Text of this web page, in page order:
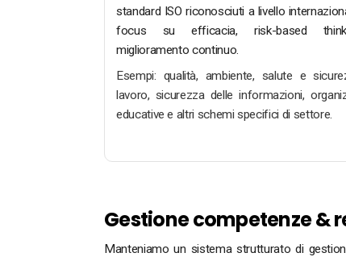
standard ISO riconosciuti a livello
focus su efficacia, risk-based
miglioramento continuo.
Esempi: qualità, ambiente, salute e
lavoro, sicurezza delle informazioni,
educative e altri schemi specifici di settore.
Gestione competenze &
Manteniamo un sistema strutturato di